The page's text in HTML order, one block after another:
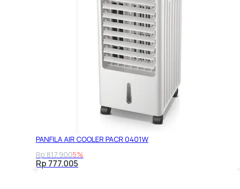
PANFILA AIR COOLER PACR 0401W
Rp 817.9005%
Rp 777.005